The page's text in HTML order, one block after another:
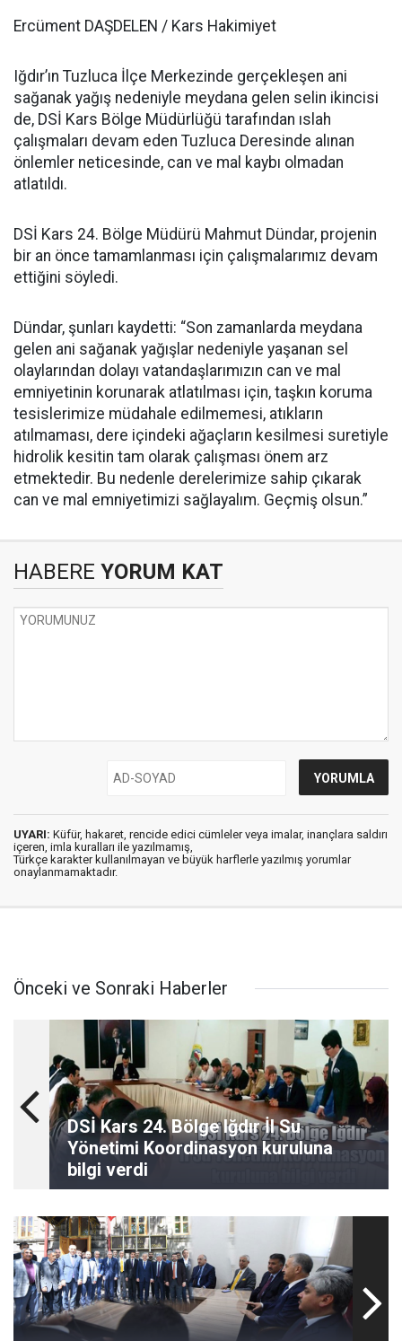
Ercüment DAŞDELEN / Kars Hakimiyet
Iğdır’ın Tuzluca İlçe Merkezinde gerçekleşen ani
sağanak yağış nedeniyle meydana gelen selin ikincisi
de, DSİ Kars Bölge Müdürlüğü tarafından ıslah
çalışmaları devam eden Tuzluca Deresinde alınan
önlemler neticesinde, can ve mal kaybı olmadan
atlatıldı.
DSİ Kars 24. Bölge Müdürü Mahmut Dündar, projenin
bir an önce tamamlanması için çalışmalarımız devam
ettiğini söyledi.
Dündar, şunları kaydetti: “Son zamanlarda meydana
gelen ani sağanak yağışlar nedeniyle yaşanan sel
olaylarından dolayı vatandaşlarımızın can ve mal
emniyetinin korunarak atlatılması için, taşkın koruma
tesislerimize müdahale edilmemesi, atıkların
atılmaması, dere içindeki ağaçların kesilmesi suretiyle
hidrolik kesitin tam olarak çalışması önem arz
etmektedir. Bu nedenle derelerimize sahip çıkarak
can ve mal emniyetimizi sağlayalım. Geçmiş olsun.”
HABERE YORUM KAT
UYARI: Küfür, hakaret, rencide edici cümleler veya imalar, inançlara saldırı
içeren, imla kuralları ile yazılmamış,
Türkçe karakter kullanılmayan ve büyük harflerle yazılmış yorumlar
onaylanmamaktadır.
Önceki ve Sonraki Haberler
DSİ Kars 24. Bölge Iğdır İl Su
Yönetimi Koordinasyon kuruluna
bilgi verdi